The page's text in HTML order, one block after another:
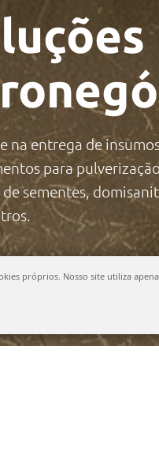
na entrega de
para
sementes,
próprios. Nosso site utiliza